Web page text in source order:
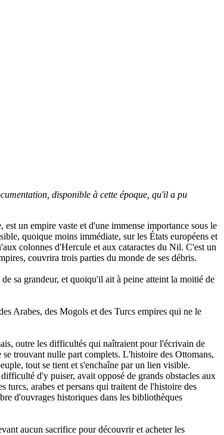
disponible à cette époque, qu'il a pu
un empire vaste et d'une immense importance sous le
quoique moins immédiate, sur les États européens et
colonnes d'Hercule et aux cataractes du Nil. C'est un
couvrira trois parties du monde de ses débris.
sa grandeur, et quoiqu'il ait à peine atteint la moitié de
Arabes, des Mogols et des Turcs empires qui ne le
outre les difficultés qui naîtraient pour l'écrivain de
se trouvant nulle part complets. L'histoire des Ottomans,
tout se tient et s'enchaîne par un lien visible.
d'y puiser, avait opposé de grands obstacles aux
turcs, arabes et persans qui traitent de l'histoire des
d'ouvrages historiques dans les bibliothèques
aucun sacrifice pour découvrir et acheter les